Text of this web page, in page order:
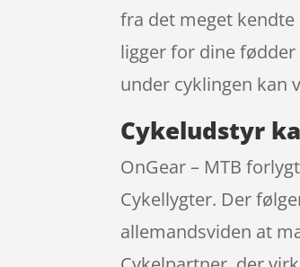
fra det meget
ligger for dine
under cyklingen kan
Cykeludstyr
OnGear – MTB
Cykellygter. Der
allemandsviden at